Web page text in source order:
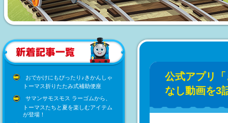
おでかけにもぴったり♪きかんしゃ
トーマス折りたたみ式補助便座
サマンサモスモス ラーゴムから、
トーマスたちと夏を楽しむアイテム
が登場！
公式アプリ
なし動画を3